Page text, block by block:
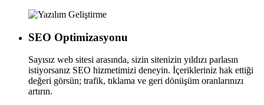
SEO Optimizasyonu
Sayısız web sitesi arasında, sizin sitenizin yıldızı parlasın
istiyorsanız SEO hizmetimizi deneyin. İçerikleriniz hak ettiği
değeri görsün; trafik, tıklama ve geri dönüşüm oranlarınızı
artırın.